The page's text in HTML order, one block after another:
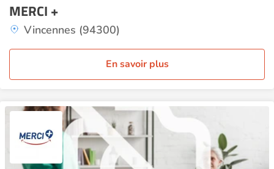
MERCI +
Vincennes (94300)
En savoir plus